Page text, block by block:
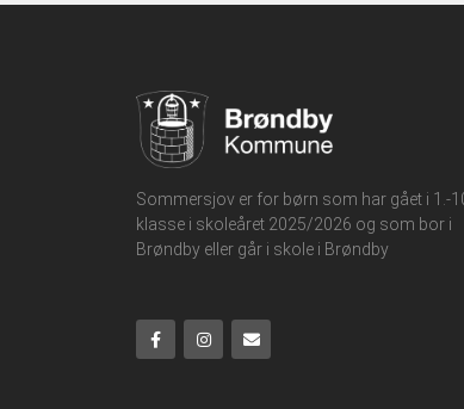
Sommersjov er for børn som har gået i 1.-
klasse i skoleåret 2025/2026 og som bor i
Brøndby eller går i skole i Brøndby